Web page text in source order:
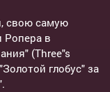
свою самую
Ропера в
(Three"s
глобус" за